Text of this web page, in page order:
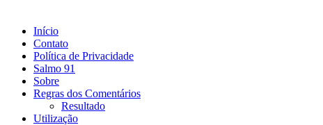
Início
Contato
Política de Privacidade
Salmo 91
Sobre
Regras dos Comentários
Resultado
Utilização